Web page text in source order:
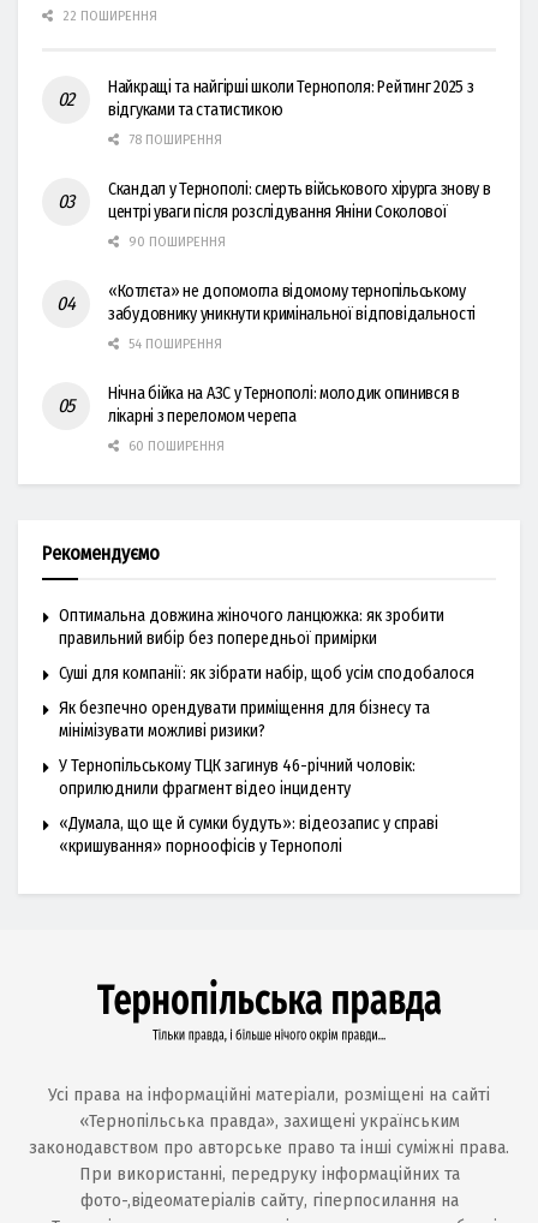
22 ПОШИРЕННЯ
Найкращі та найгірші школи Тернополя: Рейтинг 2025 з
відгуками та статистикою
78 ПОШИРЕННЯ
Скандал у Тернополі: смерть військового хірурга знову в
центрі уваги після розслідування Яніни Соколової
90 ПОШИРЕННЯ
«Котлєта» не допомогла відомому тернопільському
забудовнику уникнути кримінальної відповідальності
54 ПОШИРЕННЯ
Нічна бійка на АЗС у Тернополі: молодик опинився в
лікарні з переломом черепа
60 ПОШИРЕННЯ
Рекомендуємо
Оптимальна довжина жіночого ланцюжка: як зробити
правильний вибір без попередньої примірки
Суші для компанії: як зібрати набір, щоб усім сподобалося
Як безпечно орендувати приміщення для бізнесу та
мінімізувати можливі ризики?
У Тернопільському ТЦК загинув 46-річний чоловік:
оприлюднили фрагмент відео інциденту
«Думала, що ще й сумки будуть»: відеозапис у справі
«кришування» порноофісів у Тернополі
Усі права на інформаційні матеріали, розміщені на сайті
«Тернопільська правда», захищені українським
законодавством про авторське право та інші суміжні права.
При використанні, передруку інформаційних та
фото-,відеоматеріалів сайту, гіперпосилання на